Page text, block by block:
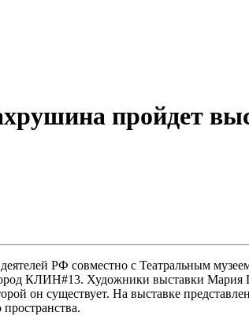
пройдет
РФ совместно с Театральным
КЛИН#13. Художники выставки
он существует. На выставке